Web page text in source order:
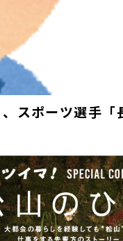
スポーツ選手「